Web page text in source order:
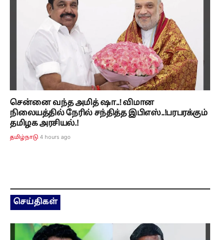
சென்னை வந்த அமித் ஷா..! விமான
நிலையத்தில் நேரில் சந்தித்த இபிஎஸ்..!பரபரக்கும்
தமிழக அரசியல்.!
தமிழ்நாடு 4 hours ago
செய்திகள்